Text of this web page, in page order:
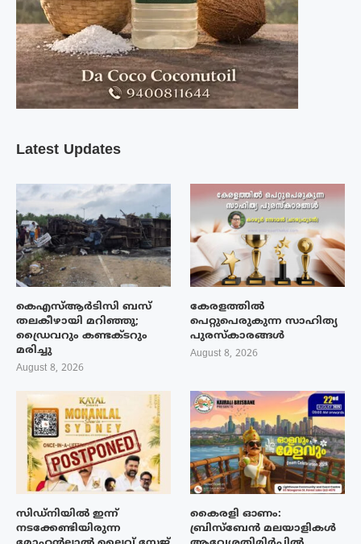
Latest Updates
കെഎസ്ആർടിസി ബസ്
തലകീഴായി മറിഞ്ഞു;
ഡ്രൈവറും കണ്ടക്ടറും
മരിച്ചു
August 8, 2026
കേരളത്തിൽ
പെറ്റുപെരുകുന്ന സാഹിത്യ
പുരസ്‌കാരങ്ങൾ
August 8, 2026
സിഡ്നിയിൽ ഇന്ന്
നടക്കേണ്ടിയിരുന്ന
കൈരളി ഓണം:
ബ്രിസ്ബേൻ മലയാളികൾ